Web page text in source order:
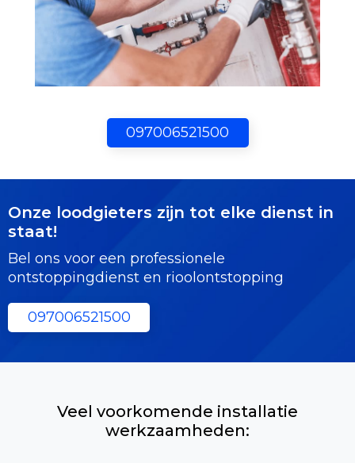
097006521500
Onze loodgieters zijn tot elke dienst in
staat!
Bel ons voor een professionele
ontstoppingdienst en rioolontstopping
097006521500
Veel voorkomende installatie
werkzaamheden: